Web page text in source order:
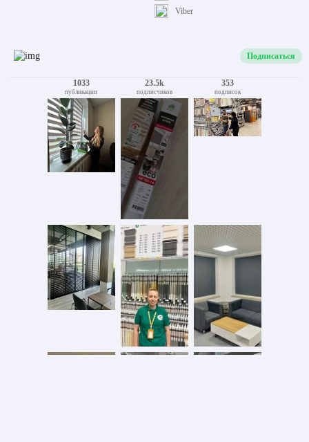
Viber
Подписаться
1033
публикации
23.5k
подписчиков
353
подписок